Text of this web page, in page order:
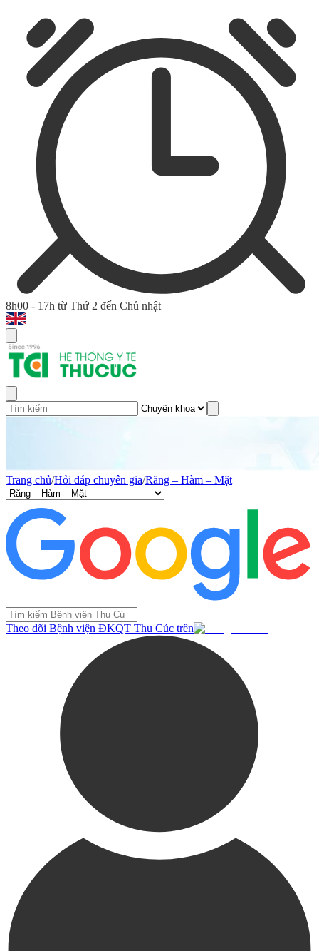
8h00 - 17h từ Thứ 2 đến Chủ nhật
Trang chủ/Hỏi đáp chuyên gia/Răng – Hàm – Mặt
Theo dõi Bệnh viện ĐKQT Thu Cúc trên